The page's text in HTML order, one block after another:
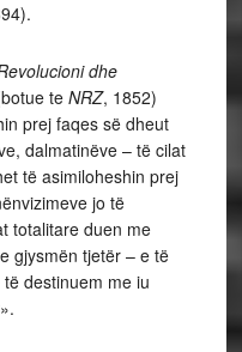
dhe
te NRZ, 1852)
prej faqes së dheut
dalmatinëve – të cilat
të asimiloheshin prej
jo të
totalitare duen me
gjysmën tjetër – e të
destinuem me iu